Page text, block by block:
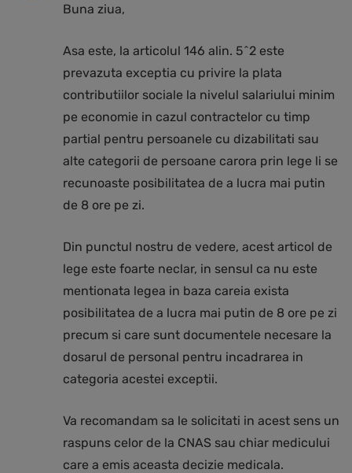
Buna ziua,
Asa este, la articolul 146 alin. 5^2 este
prevazuta exceptia cu privire la plata
contributiilor sociale la nivelul salariului minim
pe economie in cazul contractelor cu timp
partial pentru persoanele cu dizabilitati sau
alte categorii de persoane carora prin lege li se
recunoaste posibilitatea de a lucra mai putin
de 8 ore pe zi.
Din punctul nostru de vedere, acest articol de
lege este foarte neclar, in sensul ca nu este
mentionata legea in baza careia exista
posibilitatea de a lucra mai putin de 8 ore pe zi
precum si care sunt documentele necesare la
dosarul de personal pentru incadrarea in
categoria acestei exceptii.
Va recomandam sa le solicitati in acest sens un
raspuns celor de la CNAS sau chiar medicului
care a emis aceasta decizie medicala.